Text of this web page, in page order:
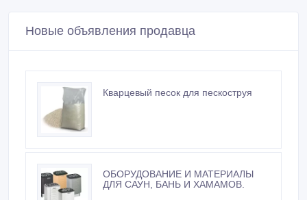
Новые объявления продавца
Кварцевый песок для пескоструя
ОБОРУДОВАНИЕ И МАТЕРИАЛЫ
ДЛЯ САУН, БАНЬ И ХАМАМОВ.